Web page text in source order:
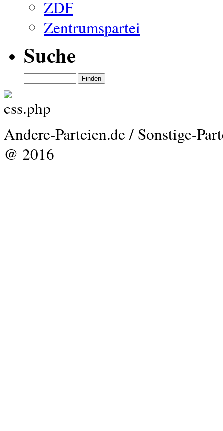
ZDF
Zentrumspartei
Suche
Andere-Parteien.de / Sonstige-
@ 2016